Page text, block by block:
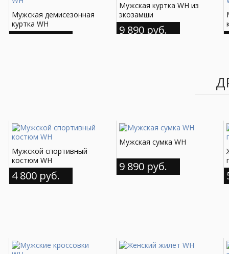
Мужская демисезонная
куртка WH
Мужская куртка WH из
экозамши
9 890 руб.
Мужской спортивный
костюм WH
4 800 руб.
Мужская сумка WH
9 890 руб.